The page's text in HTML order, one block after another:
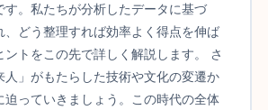
す。私たちが分析したデータに基づ
、どう整理すれば効率よく得点を伸ば
ントをこの先で詳しく解説します。 さ
人」がもたらした技術や文化の変遷か
迫っていきましょう。この時代の全体